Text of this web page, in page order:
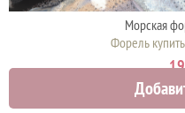
Морская
Форель